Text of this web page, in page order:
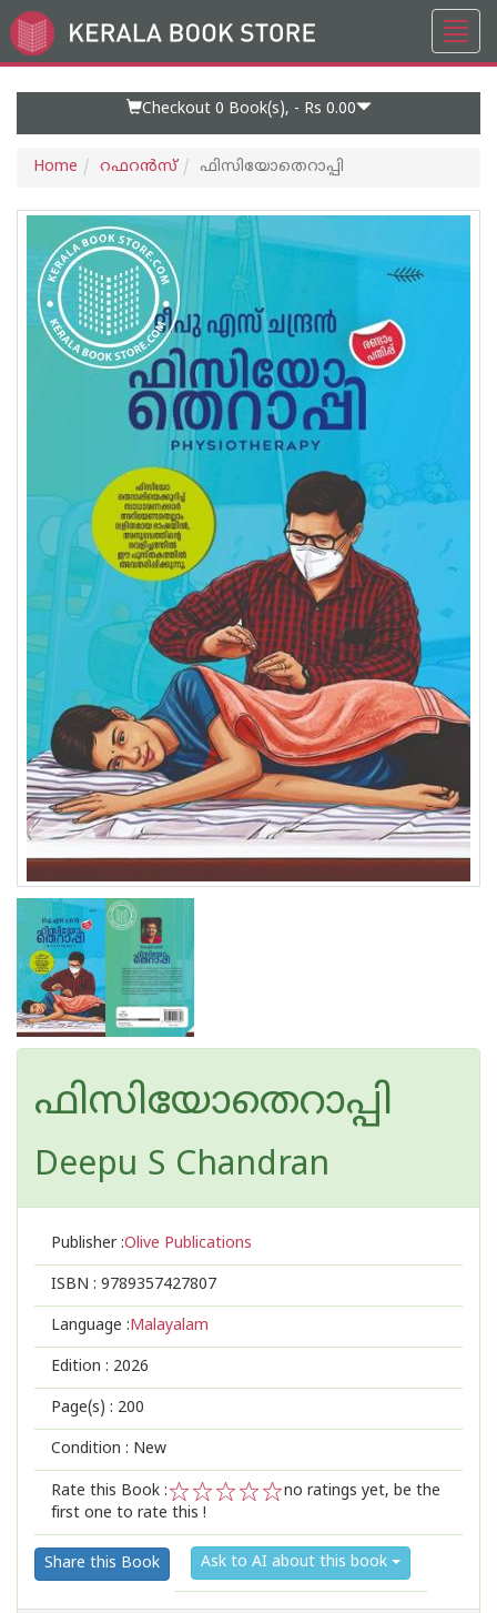
Go
to
Checkout 0 Book(s), - Rs 0.00
Home റഫറന്‍സ് ഫിസിയോതെറാപ്പി
ഫിസിയോതെറാപ്പി
Deepu S Chandran
Publisher :Olive Publications
ISBN : 9789357427807
Language :Malayalam
Edition : 2026
Page(s) : 200
Condition : New
Rate this Book :
2
1
no ratings yet, be the
first one to rate this !
Share this Book Ask to AI about this book